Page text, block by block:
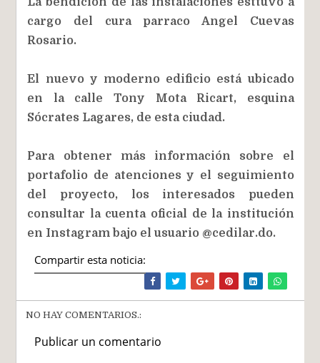
cargo del cura parraco Angel Cuevas
Rosario.
El nuevo y moderno edificio está ubicado
en la calle Tony Mota Ricart, esquina
Sócrates Lagares, de esta ciudad.
Para obtener más información sobre el
portafolio de atenciones y el seguimiento
del proyecto, los interesados pueden
consultar la cuenta oficial de la institución
en Instagram bajo el usuario @cedilar.do.
Compartir esta noticia:
NO HAY COMENTARIOS.:
Publicar un comentario